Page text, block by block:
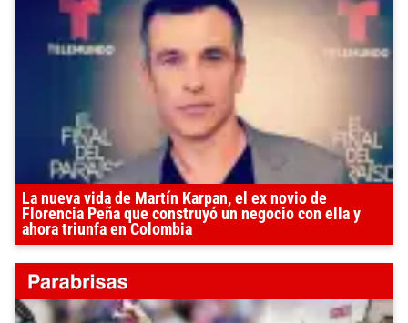
La nueva vida de Martín Karpan, el ex novio de
Florencia Peña que construyó un negocio con ella y
ahora triunfa en Colombia